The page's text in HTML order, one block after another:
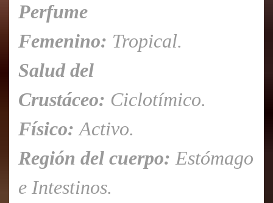
Perfume
Femenino: Tropical.
Salud del
Crustáceo: Ciclotímico.
Físico: Activo.
Región del cuerpo: Estómago
e Intestinos.